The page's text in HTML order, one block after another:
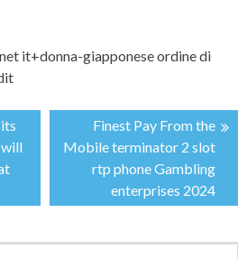
it+donna-giapponese ordine di
will
Finest Pay From the
Mobile terminator 2 slot
rtp phone Gambling
enterprises 2024